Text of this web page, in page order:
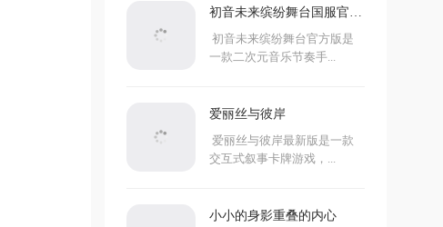
初音未来缤纷舞台国服官方
初音未来缤纷舞台官方版是
一款二次元音乐节奏手...
爱丽丝与彼岸
爱丽丝与彼岸最新版是一款
交互式叙事卡牌游戏，...
小小的身影重叠的内心